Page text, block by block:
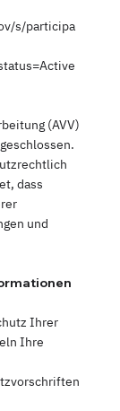
s/participa
(AVV)
dass
und
Ihrer
Ihre